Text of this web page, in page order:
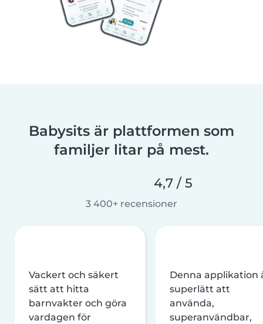
Babysits är plattformen som
familjer litar på mest.
4,7 / 5
3 400+ recensioner
Vackert och säkert
sätt att hitta
barnvakter och göra
vardagen för
Denna applikation
superlätt att
använda,
superanvändbar,